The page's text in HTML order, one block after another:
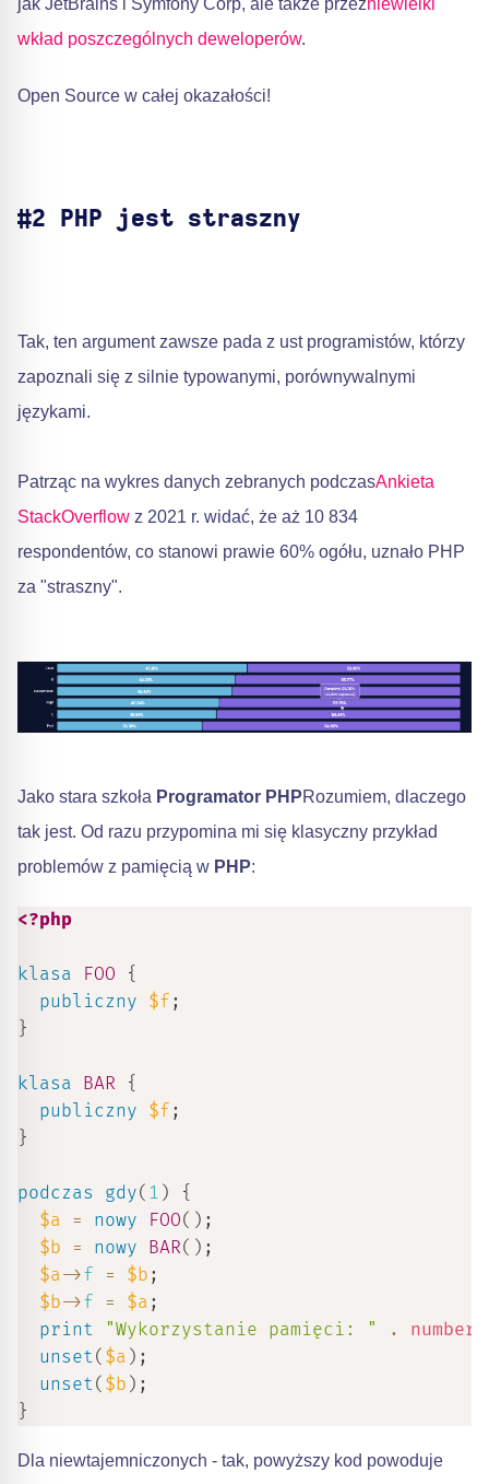
wkład poszczególnych deweloperów.
Open Source w całej okazałości!
#2 PHP jest straszny
Tak, ten argument zawsze pada z ust programistów, którzy
zapoznali się z silnie typowanymi, porównywalnymi
językami.
Patrząc na wykres danych zebranych podczasAnkieta
StackOverflow z 2021 r. widać, że aż 10 834
respondentów, co stanowi prawie 60% ogółu, uznało PHP
za "straszny".
Jako stara szkoła Programator PHPRozumiem, dlaczego
tak jest. Od razu przypomina mi się klasyczny przykład
problemów z pamięcią w PHP:
<?php
klasa FOO
{
publiczny $f ;
}
klasa BAR
{
publiczny $f ;
}
podczas gdy( 1 )
{
$a
= nowy FOO( ) ;
$b
= nowy BAR( ) ;
$a->f = $b ;
$b->f = $a ;
print
"Wykorzystanie pamięci: " .
unset( $a ) ;
unset( $b ) ;
}
Dla niewtajemniczonych - tak, powyższy kod powoduje